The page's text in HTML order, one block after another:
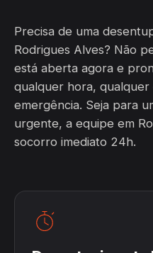
Precisa de uma
Rodrigues Alves? Não
está aberta agora e
qualquer hora, qualquer
emergência. Seja para
urgente, a equipe em
socorro imediato 24h.